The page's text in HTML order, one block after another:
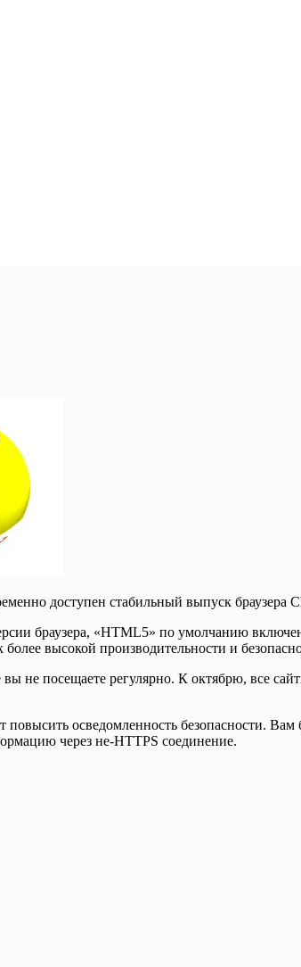
доступен стабильный выпуск браузера
браузера, «HTML5» по умолчанию
высокой производительности и
не посещаете регулярно. К октябрю, все
осведомленность безопасности.
через не-HTTPS соединение.